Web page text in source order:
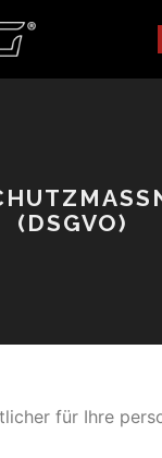
DSGVO)
für Ihre